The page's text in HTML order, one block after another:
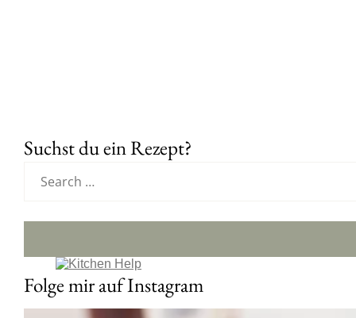
Suchst du ein Rezept?
Folge mir auf Instagram